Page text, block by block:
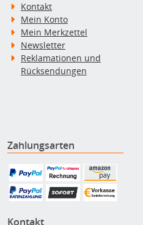
Kontakt
Mein Konto
Mein Merkzettel
Newsletter
Reklamationen und
Rücksendungen
Zahlungsarten
Kontakt